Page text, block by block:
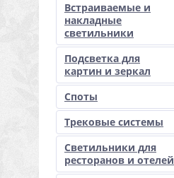
Встраиваемые и
накладные
светильники
Подсветка для
картин и зеркал
Споты
Трековые системы
Светильники для
ресторанов и отелей